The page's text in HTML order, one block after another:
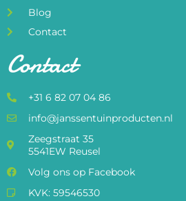
Blog
Contact
Contact
+31 6 82 07 04 86
info@janssentuinproducten.nl
Zeegstraat 35
5541EW Reusel
Volg ons op Facebook
KVK: 59546530